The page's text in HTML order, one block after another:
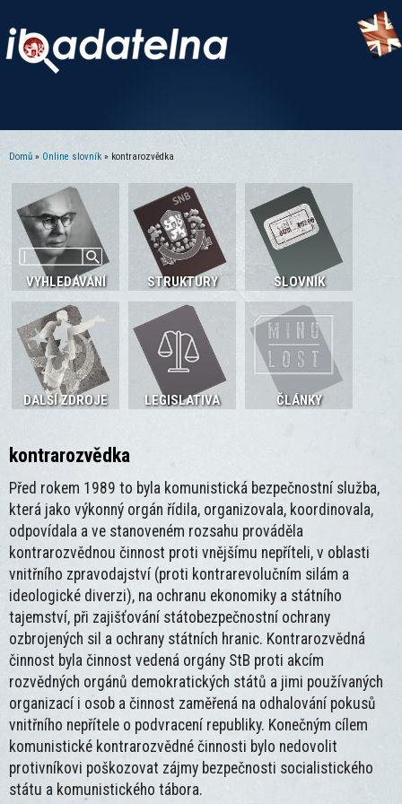
Domů » Online slovník » kontrarozvědka
VYHLEDÁVÁNÍ STRUKTURY SLOVNÍK
DALŠÍ ZDROJE LEGISLATIVA ČLÁNKY
kontrarozvědka
Před rokem 1989 to byla komunistická bezpečnostní služba,
která jako výkonný orgán řídila, organizovala, koordinovala,
odpovídala a ve stanoveném rozsahu prováděla
kontrarozvědnou činnost proti vnějšímu nepříteli, v oblasti
vnitřního zpravodajství (proti kontrarevolučním silám a
ideologické diverzi), na ochranu ekonomiky a státního
tajemství, při zajišťování státobezpečnostní ochrany
ozbrojených sil a ochrany státních hranic. Kontrarozvědná
činnost byla činnost vedená orgány StB proti akcím
rozvědných orgánů demokratických států a jimi používaných
organizací i osob a činnost zaměřená na odhalování pokusů
vnitřního nepřítele o podvracení republiky. Konečným cílem
komunistické kontrarozvědné činnosti bylo nedovolit
protivníkovi poškozovat zájmy bezpečnosti socialistického
státu a komunistického tábora.